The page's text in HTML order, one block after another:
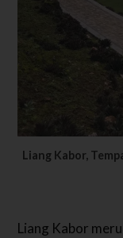
Liang Kabor,
Liang Kabor